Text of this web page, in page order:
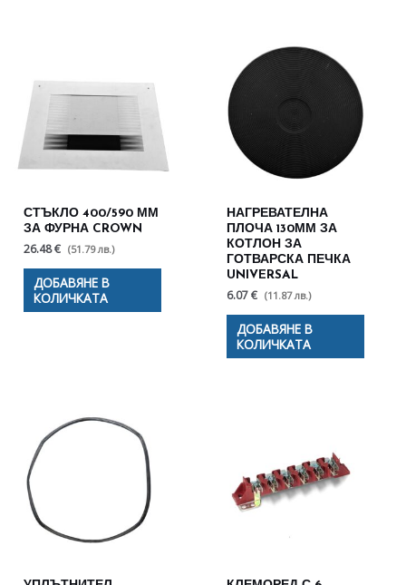
СТЪКЛО 400/590 ММ
ЗА ФУРНА CROWN
26.48 € (51.79 лв.)
ДОБАВЯНЕ В
КОЛИЧКАТА
НАГРЕВАТЕЛНА
ПЛОЧА 130ММ ЗА
КОТЛОН ЗА
ГОТВАРСКА ПЕЧКА
UNIVERSAL
6.07 € (11.87 лв.)
ДОБАВЯНЕ В
КОЛИЧКАТА